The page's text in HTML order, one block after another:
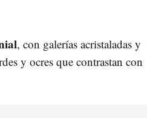
, con galerías acristaladas y
y ocres que contrastan con